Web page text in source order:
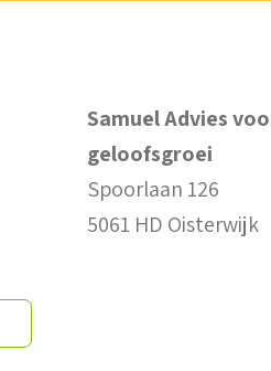
Samuel Advies
geloofsgroei
Spoorlaan 126
5061 HD Oisterwijk